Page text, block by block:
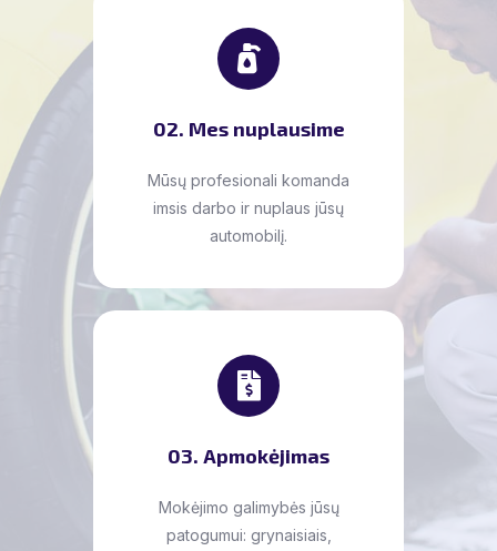
02. Mes nuplausime
Mūsų profesionali komanda
imsis darbo ir nuplaus jūsų
automobilį.
03. Apmokėjimas
Mokėjimo galimybės jūsų
patogumui: grynaisiais,